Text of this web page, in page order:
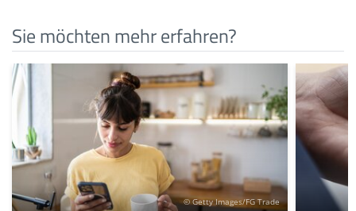
Sie möchten mehr erfahren?
© Getty Images/FG Trade